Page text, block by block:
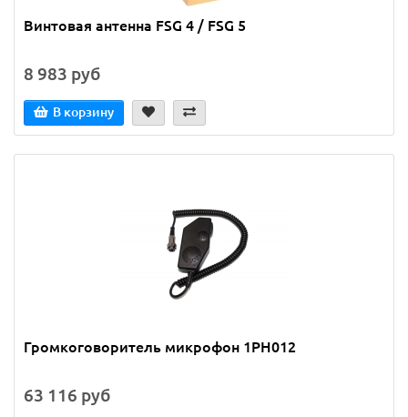
Винтовая антенна FSG 4 / FSG 5
8 983 руб
В корзину
Громкоговоритель микрофон 1PH012
63 116 руб